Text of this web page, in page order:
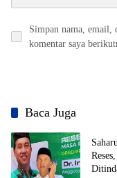
Simpan nama, email,
komentar saya
Baca Juga